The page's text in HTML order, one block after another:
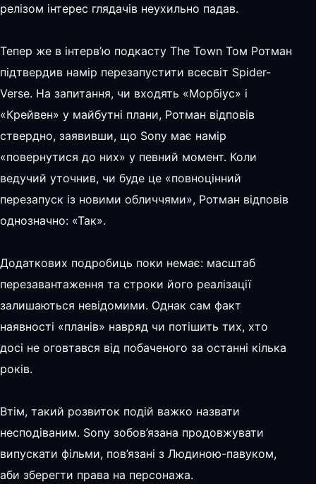
релізом інтерес глядачів неухильно падав.
Тепер же в інтерв’ю подкасту The Town Том Ротман
підтвердив намір перезапустити всесвіт Spider-
Verse. На запитання, чи входять «Морбіус» і
«Крейвен» у майбутні плани, Ротман відповів
ствердно, заявивши, що Sony має намір
«повернутися до них» у певний момент. Коли
ведучий уточнив, чи буде це «повноцінний
перезапуск із новими обличчями», Ротман відповів
однозначно: «Так».
Додаткових подробиць поки немає: масштаб
перезавантаження та строки його реалізації
залишаються невідомими. Однак сам факт
наявності «планів» навряд чи потішить тих, хто
досі не оговтався від побаченого за останні кілька
років.
Втім, такий розвиток подій важко назвати
несподіваним. Sony зобов’язана продовжувати
випускати фільми, пов’язані з Людиною-павуком,
аби зберегти права на персонажа.